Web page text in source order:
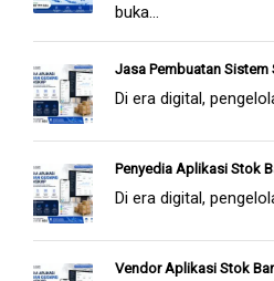
buka...
Jasa Pembuatan Sistem
Di era digital,
Penyedia Aplikasi Stok
Di era digital,
Vendor Aplikasi Stok